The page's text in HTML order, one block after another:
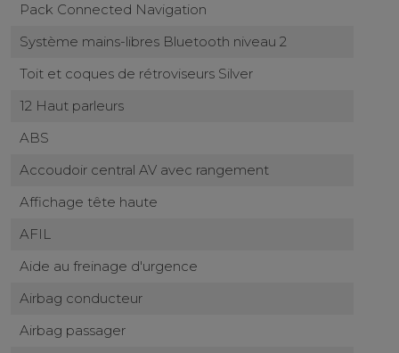
Pack Connected Navigation
Système mains-libres Bluetooth niveau 2
Toit et coques de rétroviseurs Silver
12 Haut parleurs
ABS
Accoudoir central AV avec rangement
Affichage tête haute
AFIL
Aide au freinage d'urgence
Airbag conducteur
Airbag passager